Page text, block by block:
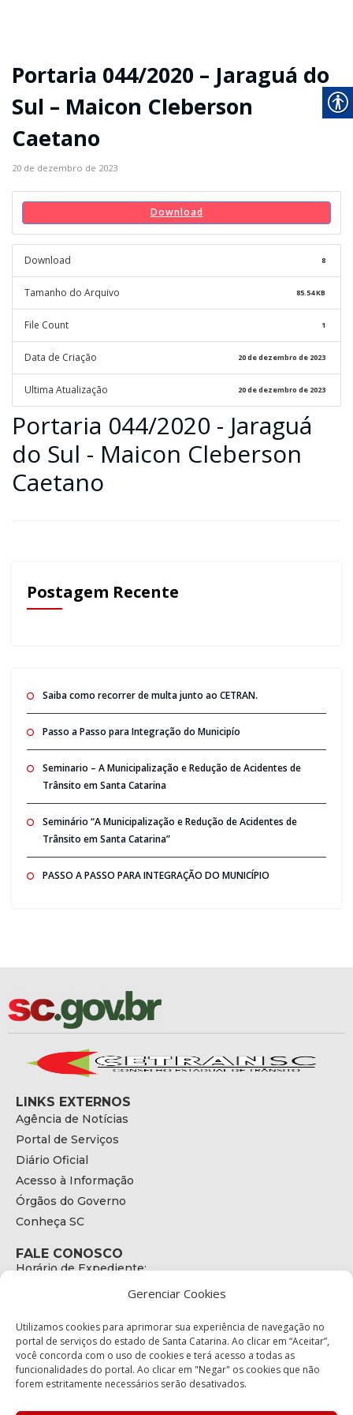
Gerenciar Cookies
Utilizamos cookies para aprimorar sua experiência de navegação no
portal de serviços do estado de Santa Catarina. Ao clicar em “Aceitar”,
você concorda com o uso de cookies e terá acesso a todas as
funcionalidades do portal. Ao clicar em "Negar" os cookies que não
forem estritamente necessários serão desativados.
Portaria 044/2020 – Jaraguá do
Sul – Maicon Cleberson
Caetano
20 de dezembro de 2023
Download
Download 8
Tamanho do Arquivo 85.54 KB
File Count 1
Data de Criação 20 de dezembro de 2023
Ultima Atualização 20 de dezembro de 2023
Portaria 044/2020 - Jaraguá
do Sul - Maicon Cleberson
Caetano
Postagem Recente
Saiba como recorrer de multa junto ao CETRAN.
Passo a Passo para Integração do Municipío
Seminario – A Municipalização e Redução de Acidentes de
Trânsito em Santa Catarina
Seminário “A Municipalização e Redução de Acidentes de
Trânsito em Santa Catarina”
PASSO A PASSO PARA INTEGRAÇÃO DO MUNICÍPIO
LINKS EXTERNOS
Agência de Notícias
Portal de Serviços
Diário Oficial
Acesso à Informação
Órgãos do Governo
Conheça SC
FALE CONOSCO
Horário de Expediente:
E-mail:
secretariaexecutiva@cetran.sc.gov.br
ENDEREÇO
Endereço:
Bairro: